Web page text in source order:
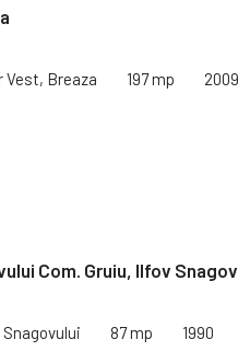
Vest, Breaza 197 mp 2009
Com. Gruiu, Ilfov Snagov
87 mp 1990